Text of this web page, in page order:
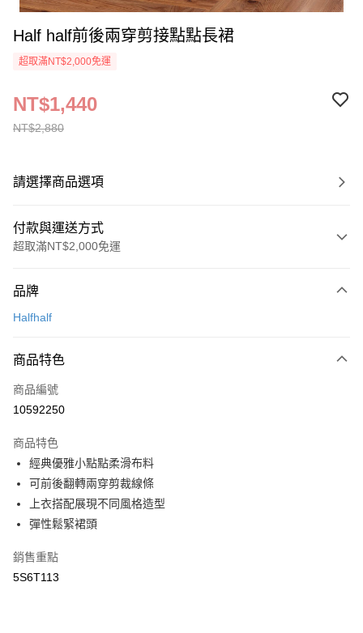
Half half前後兩穿剪接點點長裙
超取滿NT$2,000免運
NT$2,880
NT$1,440
請選擇商品選項
付款與運送方式
超取滿NT$2,000免運
信用卡一次付款
LINE Pay
街口支付
全盈+PAY
AFTEE先享後付
相關說明
【關於「AFTEE先享後付」】
AFTEE先享後付是「在收到商品之後才付款」的支付方式。 讓您購物簡單
１．簡單：不需註冊會員、不需綁卡、不需儲值。
２．便利：只要手機號碼，簡訊認證，即可結帳。
全家取貨付款
品牌
Halfhalf
商品特色
商品編號
10592250
商品特色
經典優雅小點點柔滑布料
可前後翻轉兩穿剪裁線條
上衣搭配展現不同風格造型
彈性鬆緊裙頭
銷售重點
5S6T113